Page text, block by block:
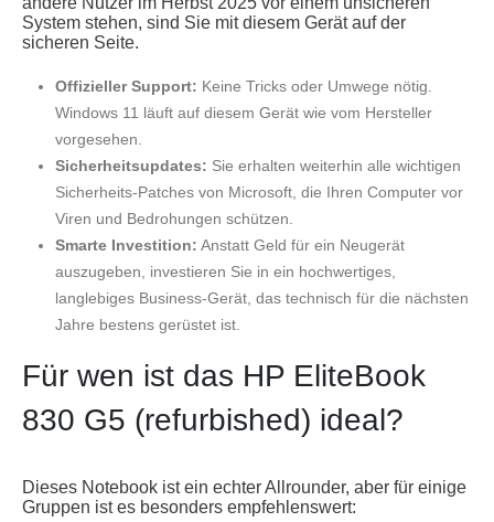
System stehen, sind Sie mit diesem Gerät auf der
sicheren Seite.
Offizieller Support: Keine Tricks oder Umwege nötig.
Windows 11 läuft auf diesem Gerät wie vom Hersteller
vorgesehen.
Sicherheitsupdates: Sie erhalten weiterhin alle wichtigen
Sicherheits-Patches von Microsoft, die Ihren Computer vor
Viren und Bedrohungen schützen.
Smarte Investition: Anstatt Geld für ein Neugerät
auszugeben, investieren Sie in ein hochwertiges,
langlebiges Business-Gerät, das technisch für die nächsten
Jahre bestens gerüstet ist.
Für wen ist das HP EliteBook
830 G5 (refurbished) ideal?
Dieses Notebook ist ein echter Allrounder, aber für einige
Gruppen ist es besonders empfehlenswert: